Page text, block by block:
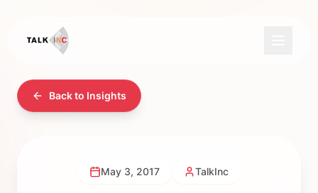
Back to Insights
May 3, 2017 TalkInc